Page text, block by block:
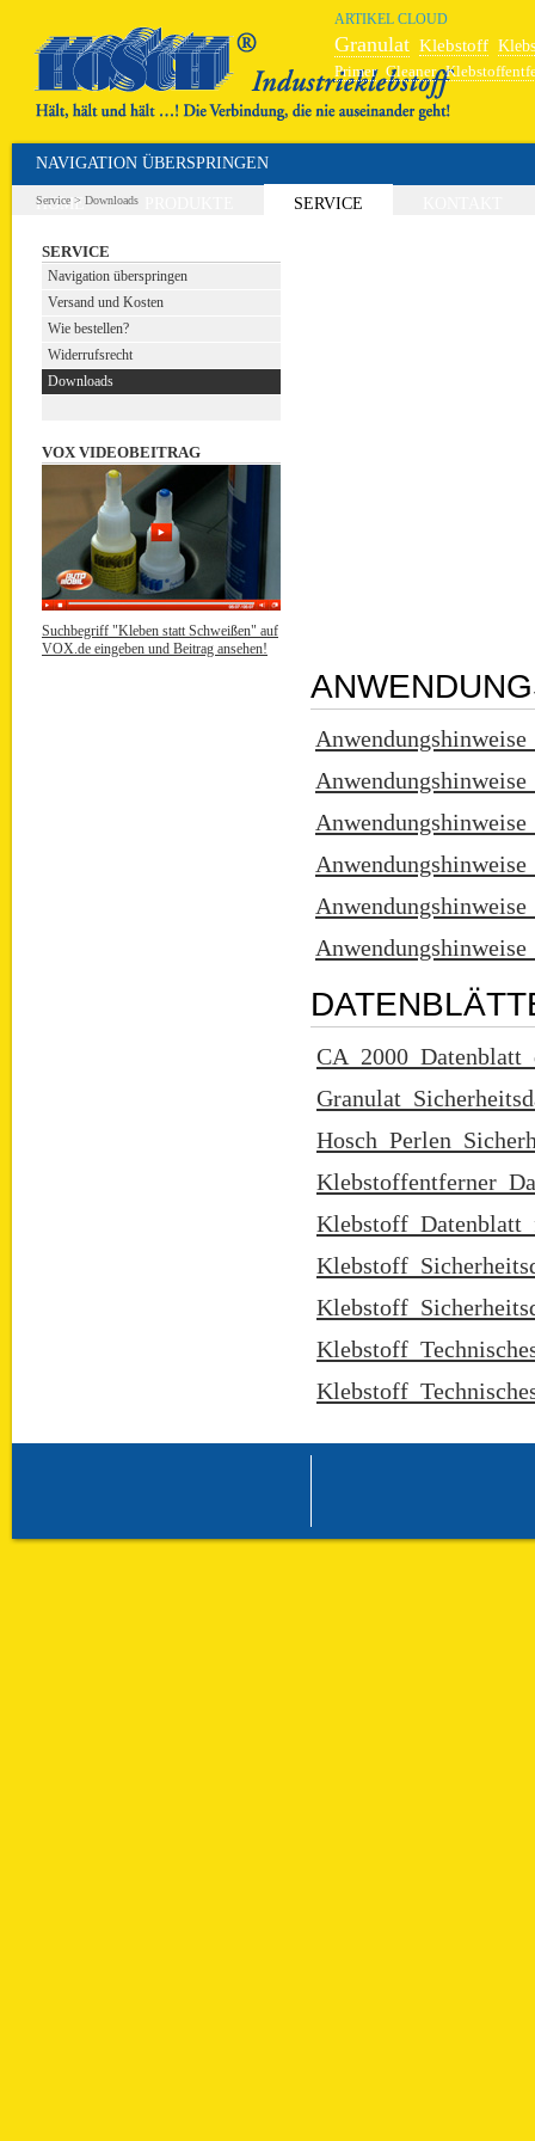
NAVIGATION ÜBERSPRINGEN
HOME SERVICE
Service > Downloads
SERVICE
Navigation überspringen
Versand und Kosten
Wie bestellen?
Widerrufsrecht
Downloads
VOX VIDEOBEITRAG
Suchbegriff "Kleben statt Schweißen" auf
VOX.de eingeben und Beitrag ansehen!
ARTIKEL CLOUD
Granulat Klebstoff
Primer Cleaner
Hochleistungskleber